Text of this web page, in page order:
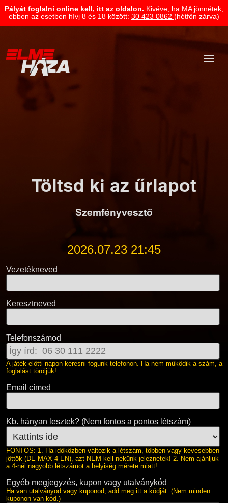
Pályát foglalni online kell, itt az oldalon. Kivéve, ha MA jönnétek,
ebben az esetben hívj 8 és 18 között: 30 423 0862 (hétfőn zárva)
Töltsd ki az űrlapot
Szemfényvesztő
2026.07.23 21:45
Vezetékneved
Keresztneved
Telefonszámod
A játék előtti napon keresni fogunk telefonon. Ha nem működik a szám, a
foglalást töröljük!
Email címed
Kb. hányan lesztek? (Nem fontos a pontos létszám)
FONTOS: 1. Ha időközben változik a létszám, többen vagy kevesebben
jöttök (DE MAX 4-EN), azt NEM kell nekünk jeleznetek! 2. Nem ajánljuk
a 4-nél nagyobb létszámot a helyiség mérete miatt!
Egyéb megjegyzés, kupon vagy utalványkód
Ha van utalványod vagy kuponod, add meg itt a kódját. (Nem minden
kuponon van kód.)